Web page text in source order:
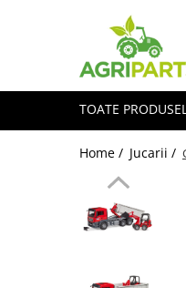
Toate Produsele
Tiranti centrali, verticali,
TOATE
Home / Jucarii /